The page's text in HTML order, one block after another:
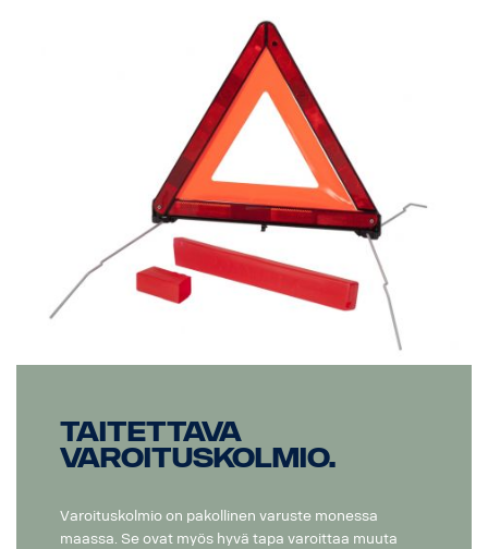
Taitettava
varoituskolmio.
Varoituskolmio on pakollinen varuste monessa
maassa. Se ovat myös hyvä tapa varoittaa muuta